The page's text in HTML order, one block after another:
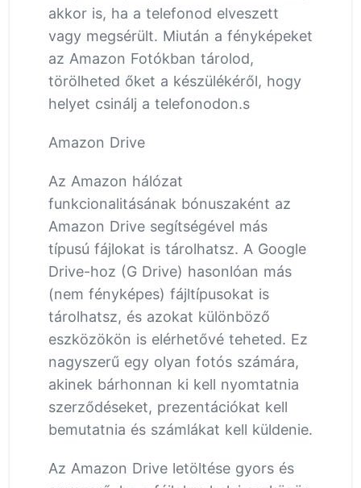
akkor is, ha a telefonod elveszett
vagy megsérült. Miután a fényképeket
az Amazon Fotókban tárolod,
törölheted őket a készülékéről, hogy
helyet csinálj a telefonodon.s
Amazon Drive
Az Amazon hálózat
funkcionalitásának bónuszaként az
Amazon Drive segítségével más
típusú fájlokat is tárolhatsz. A Google
Drive-hoz (G Drive) hasonlóan más
(nem fényképes) fájltípusokat is
tárolhatsz, és azokat különböző
eszközökön is elérhetővé teheted. Ez
nagyszerű egy olyan fotós számára,
akinek bárhonnan ki kell nyomtatnia
szerződéseket, prezentációkat kell
bemutatnia és számlákat kell küldenie.
Az Amazon Drive letöltése gyors és